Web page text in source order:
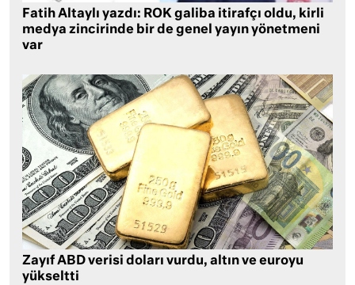
Fatih Altaylı yazdı: ROK galiba itirafçı oldu, kirli
medya zincirinde bir de genel yayın yönetmeni
var
Zayıf ABD verisi doları vurdu, altın ve euroyu
yükseltti